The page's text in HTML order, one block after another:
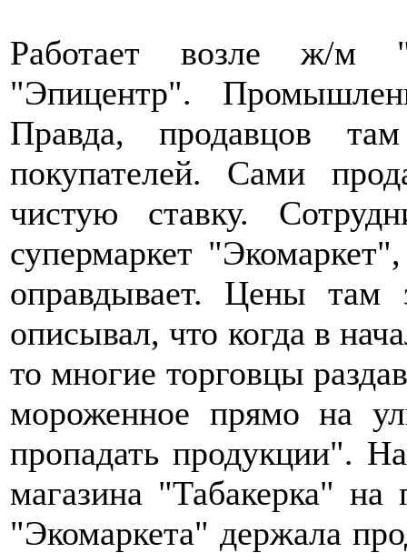
Работает возле ж/м
"Эпицентр".
Правда, продавцов
покупателей. Сами
чистую ставку.
супермаркет
оправдывает. Цены там
описывал, что когда в
то многие торговцы
мороженное прямо на
пропадать продукции".
магазина "Табакерка"
"Экомаркета" держала